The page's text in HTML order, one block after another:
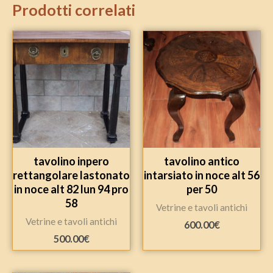
Prodotti correlati
tavolino inpero
rettangolare lastonato
in noce alt 82 lun 94 pro
58
Vetrine e tavoli antichi
500.00€
tavolino antico
intarsiato in noce alt 56
per 50
Vetrine e tavoli antichi
600.00€